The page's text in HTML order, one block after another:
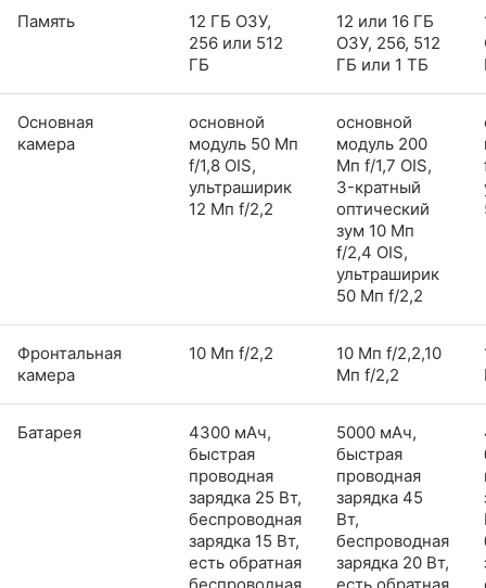
Память
12 ГБ ОЗУ,
256 или 512
ГБ
12 или 16 ГБ
ОЗУ, 256, 512
ГБ или 1 ТБ
Основная
камера
основной
модуль 50 Мп
f/1,8 OIS,
ультраширик
12 Мп f/2,2
основной
модуль 200
Мп f/1,7 OIS,
3-кратный
оптический
зум 10 Мп
f/2,4 OIS,
ультраширик
50 Мп f/2,2
Фронтальная
камера
10 Мп f/2,2
10 Мп f/2,2,10
Мп f/2,2
Батарея
4300 мАч,
быстрая
проводная
зарядка 25 Вт,
беспроводная
зарядка 15 Вт,
есть обратная
5000 мАч,
быстрая
проводная
зарядка 45
Вт,
беспроводная
зарядка 20 Вт,